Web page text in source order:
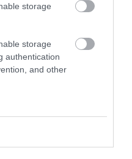
storage
storage
authentication
and other
δεν είναι το